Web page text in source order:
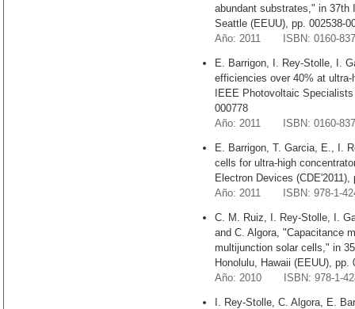
abundant substrates," in
Seattle (EEUU), pp. 002538-
Año: 2011 ISBN: 0160-
E. Barrigon, I. Rey-Stolle, I.
efficiencies over 40% at
IEEE Photovoltaic
000778
Año: 2011 ISBN: 0160-
E. Barrigon, T. Garcia, E., I.
cells for ultra-high
Electron Devices (CDE'2011),
Año: 2011 ISBN: 978-1-
C. M. Ruiz, I. Rey-Stolle, I.
and C. Algora, "Capacitance
multijunction solar cells," in
Honolulu, Hawaii (EEUU), pp.
Año: 2010 ISBN: 978-1-
I. Rey-Stolle, C. Algora, E.